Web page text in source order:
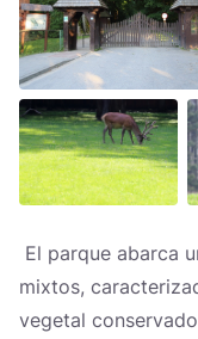
El parque abarca
mixtos,
vegetal